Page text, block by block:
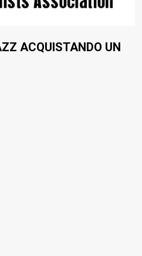
ACQUISTANDO UN